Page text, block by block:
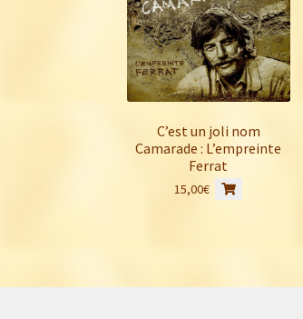
C’est un joli nom
Camarade : L’empreinte
Ferrat
15,00€